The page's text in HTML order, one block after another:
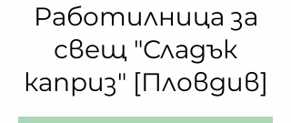
Работилница за
свещ "Сладък
каприз" [Пловдив]